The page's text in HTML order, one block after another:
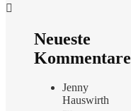
Neueste
Kommentare
Jenny
Hauswirth